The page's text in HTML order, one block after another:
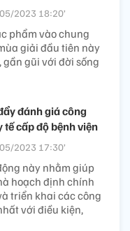
2023 18:20’
phẩm vào chung
giải đầu tiên này
gũi với đời sống
đánh giá công
tế cấp độ bệnh viện
2023 17:30’
này nhằm giúp
hoạch định chính
triển khai các công
với điều kiện,